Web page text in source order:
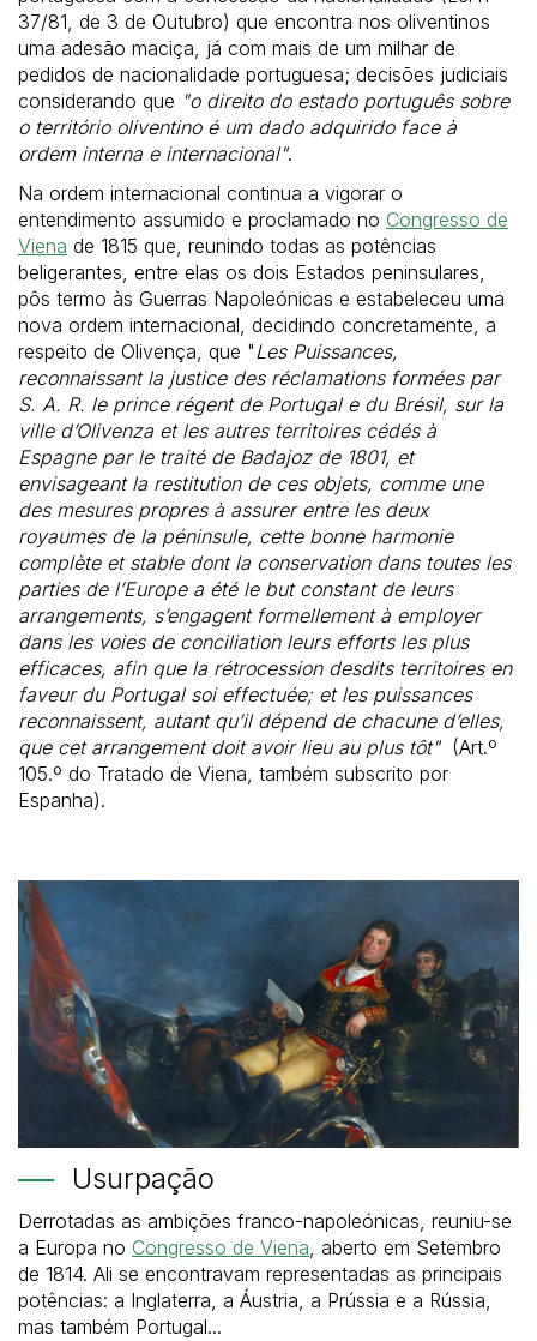
37/81, de 3 de Outubro) que encontra nos oliventinos
uma adesão maciça, já com mais de um milhar de
pedidos de nacionalidade portuguesa; decisões judiciais
considerando que "o direito do estado português sobre
o território oliventino é um dado adquirido face à
ordem interna e internacional".
Na ordem internacional continua a vigorar o
entendimento assumido e proclamado no Congresso de
Viena de 1815 que, reunindo todas as potências
beligerantes, entre elas os dois Estados peninsulares,
pôs termo às Guerras Napoleónicas e estabeleceu uma
nova ordem internacional, decidindo concretamente, a
respeito de Olivença, que "Les Puissances,
reconnaissant la justice des réclamations formées par
S. A. R. le prince régent de Portugal e du Brésil, sur la
ville d’Olivenza et les autres territoires cédés à
Espagne par le traité de Badajoz de 1801, et
envisageant la restitution de ces objets, comme une
des mesures propres à assurer entre les deux
royaumes de la péninsule, cette bonne harmonie
complète et stable dont la conservation dans toutes les
parties de l’Europe a été le but constant de leurs
arrangements, s’engagent formellement à employer
dans les voies de conciliation leurs efforts les plus
efficaces, afin que la rétrocession desdits territoires en
faveur du Portugal soi effectuée; et les puissances
reconnaissent, autant qu’il dépend de chacune d’elles,
que cet arrangement doit avoir lieu au plus tôt"(Art.º
105.º do Tratado de Viena, também subscrito por
Espanha).
Usurpação
Derrotadas as ambições franco-napoleónicas, reuniu-se
a Europa no Congresso de Viena, aberto em Setembro
de 1814. Ali se encontravam representadas as principais
potências: a Inglaterra, a Áustria, a Prússia e a Rússia,
mas também Portugal...